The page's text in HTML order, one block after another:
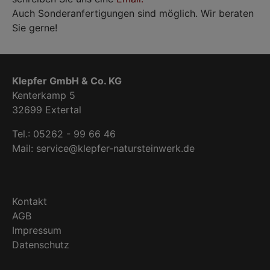
Auch Sonderanfertigungen sind möglich. Wir beraten
Sie gerne!
Klepfer GmbH & Co. KG
Kenterkamp 5
32699 Extertal
Tel.: 05262 - 99 66 46
Mail: service@klepfer-natursteinwerk.de
Kontakt
AGB
Impressum
Datenschutz